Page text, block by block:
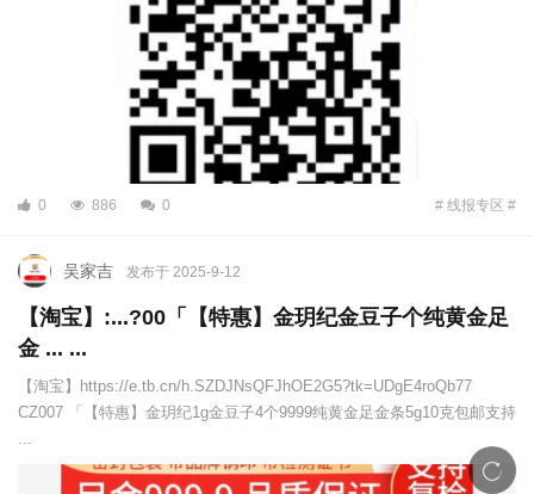
0 886 0 # 线报专区 #
吴家吉 发布于 2025-9-12
【淘宝】:...?00「【特惠】金玥纪金豆子个纯黄金足
金 ... ...
【淘宝】https://e.tb.cn/h.SZDJNsQFJhOE2G5?tk=UDgE4roQb77
CZ007 「【特惠】金玥纪1g金豆子4个9999纯黄金足金条5g10克包邮支持
...